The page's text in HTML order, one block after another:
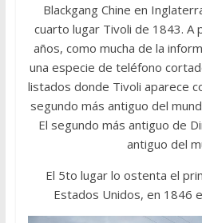
Blackgang Chine en
cuarto lugar Tivoli de 1843.
años, como mucha de la
una especie de teléfono
listados donde Tivoli aparece
segundo más antiguo del
El segundo más antiguo de
antiguo del
El 5to lugar lo ostenta el
Estados Unidos, en 1846